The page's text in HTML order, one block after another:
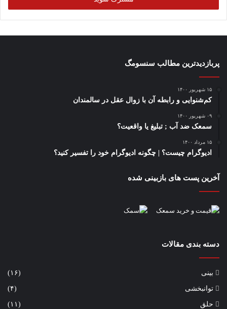
وارد
کنید
پربازدیدترین مطالب سنسومگ
۱۵ شهریور ۱۴۰۰
کم‌شنوایی و رابطه آن با زوال عقل در سالمندان
۰۹ شهریور ۱۴۰۰
سمعک ضد آب ; تبلیغ یا واقعیت؟
۱۵ مرداد ۱۴۰۰
ادیوگرام چیست؟ | چگونه ادیوگرام خود را تفسیر کنید؟
آخرین پست های بازبینی شده
دسته بندی مقالات
بینی (۱۶)
توانبخشی (۴)
حلق (۱۱)